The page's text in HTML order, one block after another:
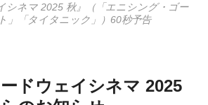
シネマ 2025 秋』（「エニシング・ゴー
」「タイタニック」）60秒予告
ードウェイシネマ 2025